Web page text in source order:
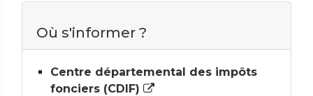
Où s'informer ?
Centre départemental des impôts
fonciers (CDIF)